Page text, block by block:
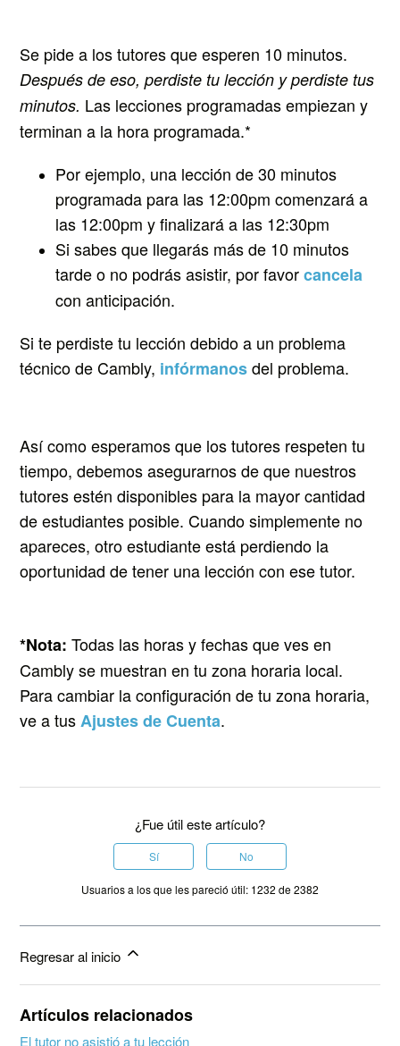
Se pide a los tutores que esperen 10 minutos.
Después de eso, perdiste tu lección y perdiste tus
minutos. Las lecciones programadas empiezan y
terminan a la hora programada.*
Por ejemplo, una lección de 30 minutos
programada para las 12:00pm comenzará a
las 12:00pm y finalizará a las 12:30pm
Si sabes que llegarás más de 10 minutos
tarde o no podrás asistir, por favorcancela
con anticipación.
Si te perdiste tu lección debido a un problema
técnico de Cambly, infórmanos del problema.
Así como esperamos que los tutores respeten tu
tiempo, debemos asegurarnos de que nuestros
tutores estén disponibles para la mayor cantidad
de estudiantes posible. Cuando simplemente no
apareces, otro estudiante está perdiendo la
oportunidad de tener una lección con ese tutor.
*Nota: Todas las horas y fechas que ves en
Cambly se muestran en tu zona horaria local.
Para cambiar la configuración de tu zona horaria,
ve a tusAjustes de Cuenta.
¿Fue útil este artículo?
Sí No
Usuarios a los que les pareció útil: 1232 de 2382
Regresar al inicio
Artículos relacionados
El tutor no asistió a tu lección